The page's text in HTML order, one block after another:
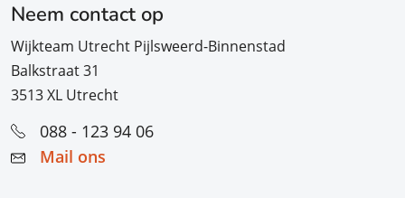
Neem contact op
Wijkteam Utrecht Pijlsweerd-Binnenstad
Balkstraat 31
3513 XL Utrecht
088 - 123 94 06
Mail ons